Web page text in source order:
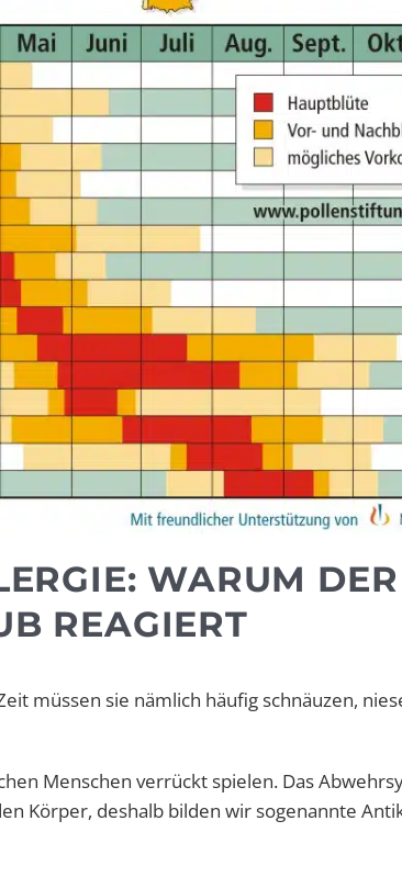
WARUM DER
REAGIERT
müssen sie nämlich häufig schnäuzen,
Menschen verrückt spielen. Das
Körper, deshalb bilden wir sogenannte